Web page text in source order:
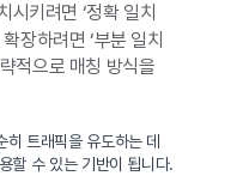
시키려면 ‘정확 일치
장하려면 ‘부분 일치
적으로 매칭 방식을
트래픽을 유도하는 데
할 수 있는 기반이 됩니다.